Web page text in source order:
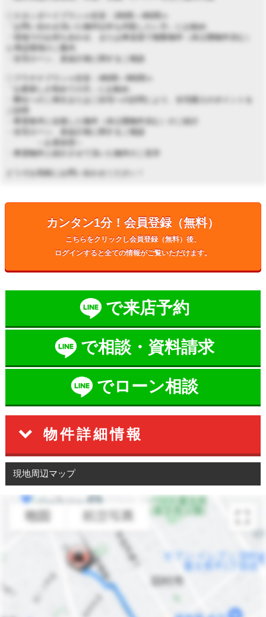
「お問い合わせ頂いた物件以外も内覧したい方」にお勧め
・現地でのお待ち合わせ、または車送迎で複数物件（未公開物件含む）
・住宅ローン、資金計画に関するご相談
「お家探しが初めての方」にお勧め
・希望条件に合致した物件（未公開物件含む）のご紹介
・希望物件と紹介させて頂いた物件のご見学
どうぞお気軽にお問い合わせください！
カンタン1分！会員登録（無料）
こちらをクリックし会員登録（無料）後、
ログインすると全ての情報がご覧いただけます。
で来店予約
で相談・資料請求
でローン相談
物件詳細情報
現地周辺マップ